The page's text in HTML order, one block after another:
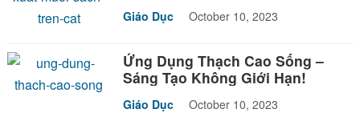
Giáo Dục October 10, 2023
Ứng Dụng Thạch Cao Sống –
Sáng Tạo Không Giới Hạn!
Giáo Dục October 10, 2023